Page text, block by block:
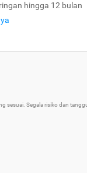
hingga 12 bulan
Segala risiko dan